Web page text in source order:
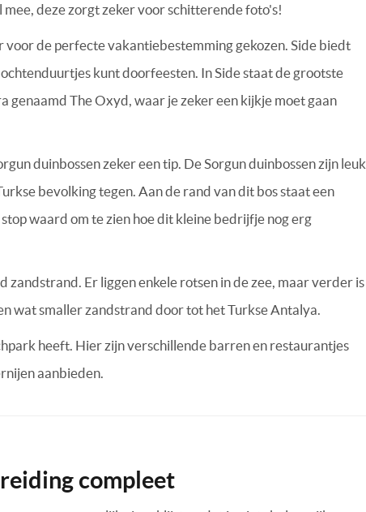
deze zorgt zeker voor schitterende foto's!
voor de perfecte vakantiebestemming gekozen. Side biedt
kunt doorfeesten. In Side staat de grootste
genaamd The Oxyd, waar je zeker een kijkje moet gaan
duinbossen zeker een tip. De Sorgun duinbossen zijn leuk
bevolking tegen. Aan de rand van dit bos staat een
waard om te zien hoe dit kleine bedrijfje nog erg
zandstrand. Er liggen enkele rotsen in de zee, maar verder is
wat smaller zandstrand door tot het Turkse Antalya.
heeft. Hier zijn verschillende barren en restaurantjes
aanbieden.
compleet